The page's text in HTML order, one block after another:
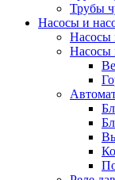
Трубы
Насосы и
Насосы
Насосы